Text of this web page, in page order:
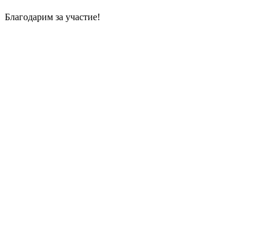
Благодарим за участие!